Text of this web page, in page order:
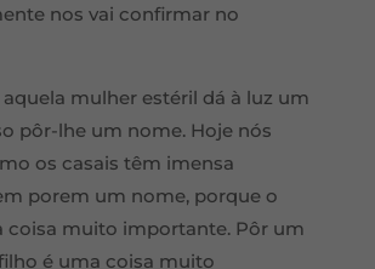
nos vai confirmar no
aquela mulher estéril dá à luz um
pôr-lhe um nome. Hoje nós
os casais têm imensa
porem um nome, porque o
coisa muito importante. Pôr um
é uma coisa muito